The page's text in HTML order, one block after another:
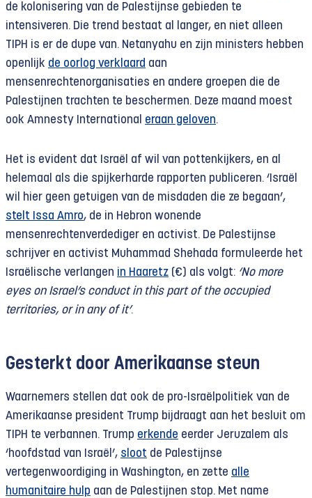
de kolonisering van de Palestijnse gebieden te
intensiveren. Die trend bestaat al langer, en niet alleen
TIPH is er de dupe van. Netanyahu en zijn ministers hebben
openlijk de oorlog verklaard aan
mensenrechtenorganisaties en andere groepen die de
Palestijnen trachten te beschermen. Deze maand moest
ook Amnesty International eraan geloven.
Het is evident dat Israël af wil van pottenkijkers, en al
helemaal als die spijkerharde rapporten publiceren. ‘Israël
wil hier geen getuigen van de misdaden die ze begaan’,
stelt Issa Amro, de in Hebron wonende
mensenrechtenverdediger en activist. De Palestijnse
schrijver en activist Muhammad Shehada formuleerde het
Israëlische verlangen in Haaretz (€) als volgt: ‘No more
eyes on Israel’s conduct in this part of the occupied
territories, or in any of it’.
Gesterkt door Amerikaanse steun
Waarnemers stellen dat ook de pro-Israëlpolitiek van de
Amerikaanse president Trump bijdraagt aan het besluit om
TIPH te verbannen. Trump erkende eerder Jeruzalem als
‘hoofdstad van Israël’, sloot de Palestijnse
vertegenwoordiging in Washington, en zette alle
humanitaire hulp aan de Palestijnen stop. Met name